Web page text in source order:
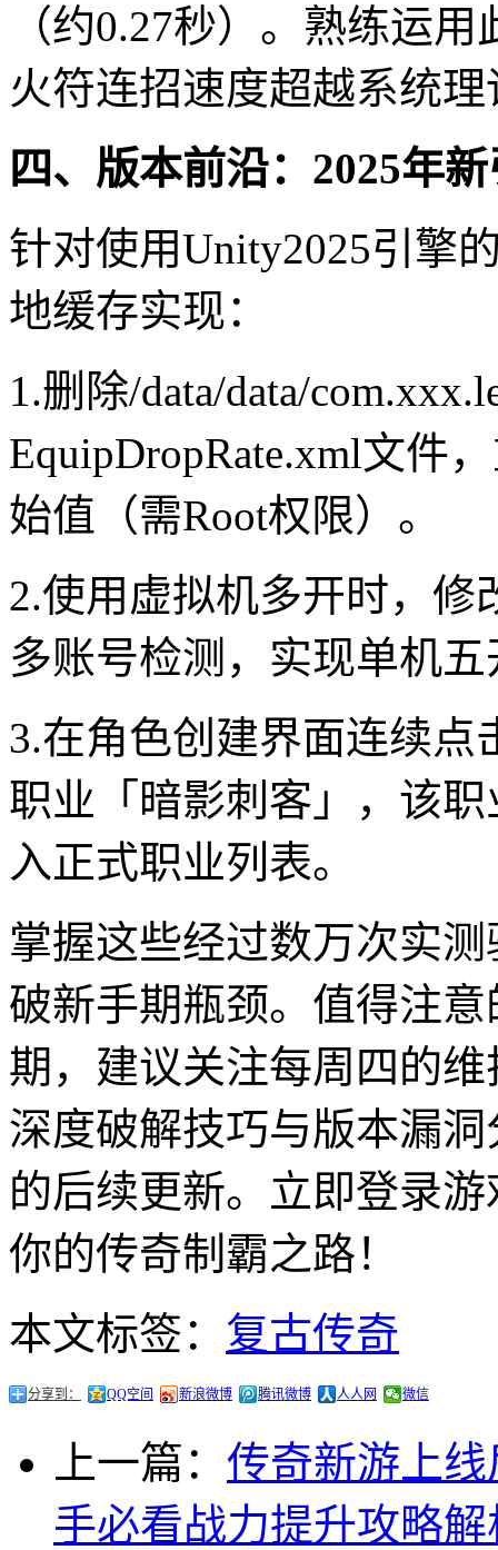
（约0.27秒）。熟练运
火符连招速度超越系统
四、版本前沿：2025年
针对使用Unity2025引擎
地缓存实现：
1.删除/data/data/
EquipDropRate.xml文件
始值（需Root权限）。
2.使用虚拟机多开时，
多账号检测，实现单机
3.在角色创建界面连续点
职业「暗影刺客」，该
入正式职业列表。
掌握这些经过数万次实
破新手期瓶颈。值得注
期，建议关注每周四的
深度破解技巧与版本漏
的后续更新。立即登录
你的传奇制霸之路！
本文标签： 复古传奇
分享到： QQ空间 新浪微博 腾讯微博 人人网 微信
上一篇： 传奇新游上
手必看战力提升攻略解